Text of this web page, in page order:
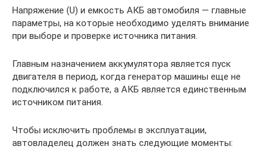
Напряжение (U) и емкость АКБ автомобиля — главные
параметры, на которые необходимо уделять внимание
при выборе и проверке источника питания.
Главным назначением аккумулятора является пуск
двигателя в период, когда генератор машины еще не
подключился к работе, а АКБ является единственным
источником питания.
Чтобы исключить проблемы в эксплуатации,
автовладелец должен знать следующие моменты: